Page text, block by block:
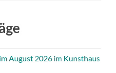
August 2026 im Kunsthaus